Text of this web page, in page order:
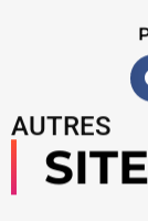
AUTRES